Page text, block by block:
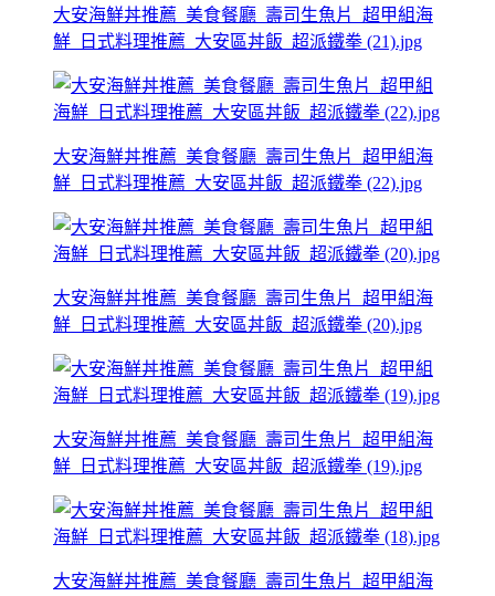
大安海鮮丼推薦_美食餐廳_壽司生魚片_超甲組海
鮮_日式料理推薦_大安區丼飯_超派鐵拳 (21).jpg
大安海鮮丼推薦_美食餐廳_壽司生魚片_超甲組海
鮮_日式料理推薦_大安區丼飯_超派鐵拳 (22).jpg
大安海鮮丼推薦_美食餐廳_壽司生魚片_超甲組海
鮮_日式料理推薦_大安區丼飯_超派鐵拳 (20).jpg
大安海鮮丼推薦_美食餐廳_壽司生魚片_超甲組海
鮮_日式料理推薦_大安區丼飯_超派鐵拳 (19).jpg
大安海鮮丼推薦_美食餐廳_壽司生魚片_超甲組海